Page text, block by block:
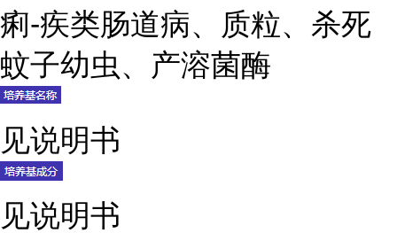
痢-疾类肠道病、质粒、杀死
蚊子幼虫、产溶菌酶
见说明书
见说明书